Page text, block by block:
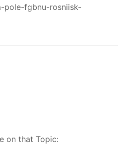
pole-fgbnu-rosniisk-
on that Topic: